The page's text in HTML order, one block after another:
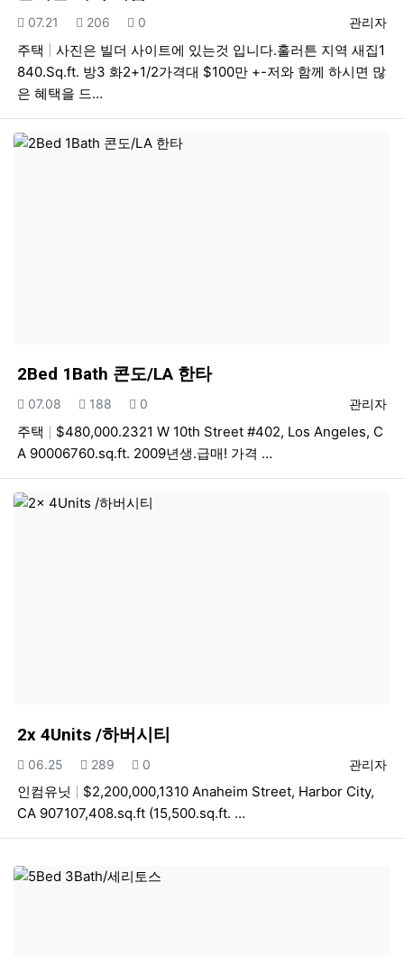
등록자
관리자
등록일
07.21 조회
206 추천
0
주택
사진은 빌더 사이트에 있는것 입니다.훌러튼 지역 새집1
840.Sq.ft. 방3 화2+1/2가격대 $100만 +-저와 함께 하시면 많
은 혜택을 드…
2Bed 1Bath 콘도/LA 한타
등록자
관리자
등록일
07.08 조회
188 추천
0
주택
$480,000.2321 W 10th Street #402, Los Angeles, C
A 90006760.sq.ft. 2009년생.급매! 가격 …
2x 4Units /하버시티
등록자
관리자
등록일
06.25 조회
289 추천
0
인컴유닛
$2,200,000,1310 Anaheim Street, Harbor City,
CA 907107,408.sq.ft (15,500.sq.ft. …